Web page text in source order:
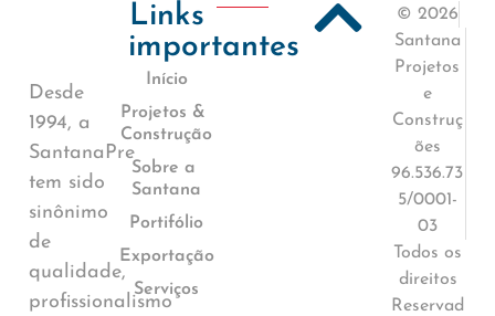
Desde
1994, a
SantanaPre
tem sido
sinônimo
de
qualidade,
profissionalismo
Links
importantes
Início
Projetos &
Construção
Sobre a
Santana
Portifólio
Exportação
Serviços
© 2026
Santana
Projetos
e
Construç
ões
96.536.73
5/0001-
03
Todos os
direitos
Reservad